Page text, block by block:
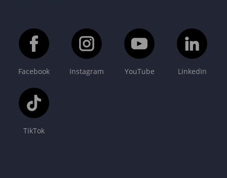
Facebook Instagram YouTube LinkedIn
TikTok